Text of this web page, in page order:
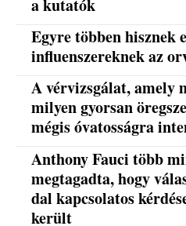
a kutatók
Egyre többen hisznek
influenszereknek az
A vérvizsgálat, amely
milyen gyorsan
mégis óvatosságra
Anthony Fauci több
megtagadta, hogy
dal kapcsolatos
került